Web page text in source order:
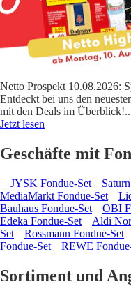
Netto Prospekt 10.08.2026:
Entdeckt bei uns den
mit den Deals im Überblick!
Jetzt lesen
Geschäfte mit
JYSK Fondue-Set
MediaMarkt Fondue-Set
Bauhaus Fondue-Set
OBI
Edeka Fondue-Set
Aldi
Set
Rossmann Fondue-Set
Fondue-Set
REWE
Sortiment und